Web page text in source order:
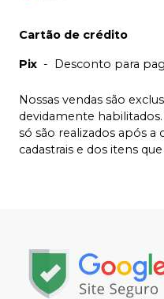
Cartão de crédito
Pix - Desconto para
Nossas vendas são
devidamente
só são realizados após
cadastrais e dos itens